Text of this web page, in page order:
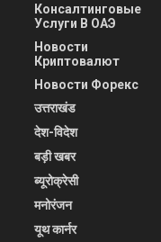
Консалтинговые
Услуги В ОАЭ
Новости
Криптовалют
Новости Форекс
उत्तराखंड
देश-विदेश
बड़ी खबर
ब्यूरोक्रेसी
मनोरंजन
यूथ कार्नर